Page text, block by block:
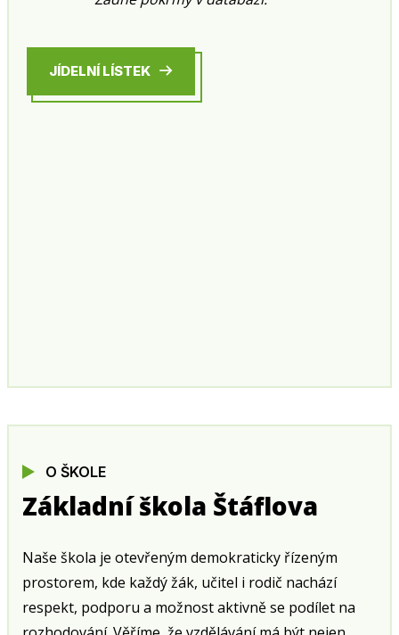
JÍDELNÍ LÍSTEK
O ŠKOLE
Základní škola Štáflova
Naše škola je otevřeným demokraticky řízeným
prostorem, kde každý žák, učitel i rodič nachází
respekt, podporu a možnost aktivně se podílet na